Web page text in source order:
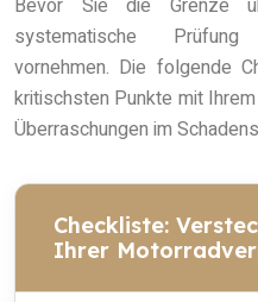
Bevor Sie die Grenze
systematische
vornehmen. Die folgende
kritischsten Punkte mit
Überraschungen im
Checkliste:
Ihrer